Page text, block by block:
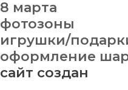
8 марта
фотозоны
игрушки/
оформление
сайт создан